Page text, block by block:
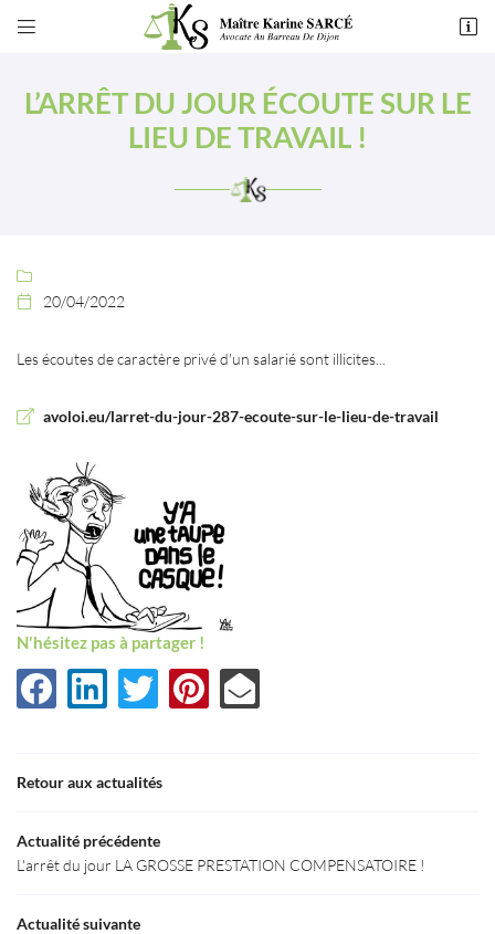

Le Cabinet

49 rue de Montchapet
03 80 55 50 54
utilisantle formulaire de désinscription.
L’ARRÊT DU JOUR ÉCOUTE SUR LE
LIEU DE TRAVAIL !


20/04/2022
Les écoutes de caractère privé d'un salarié sont illicites...
avoloi.eu/larret-du-jour-287-ecoute-sur-le-lieu-de-travail
N'hésitez pas à partager !
Retour aux actualités
Actualité précédente
L'arrêt du jour LA GROSSE PRESTATION COMPENSATOIRE !
Actualité suivante